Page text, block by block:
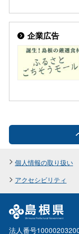
企業広告
個人情報の取り扱い
アクセシビリティ
法人番号